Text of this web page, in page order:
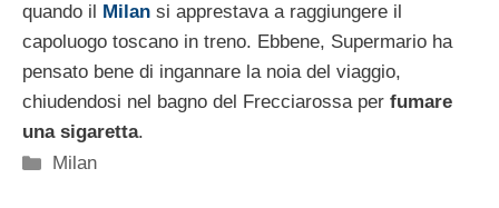
quando il
Milan si apprestava a raggiungere il
capoluogo toscano in treno. Ebbene, Supermario ha
pensato bene di ingannare la noia del viaggio,
chiudendosi nel bagno del Frecciarossa per fumare
una sigaretta.
Categorie
Milan